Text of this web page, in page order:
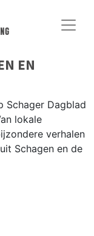
EN
Schager Dagblad
lokale
verhalen
Schagen en de